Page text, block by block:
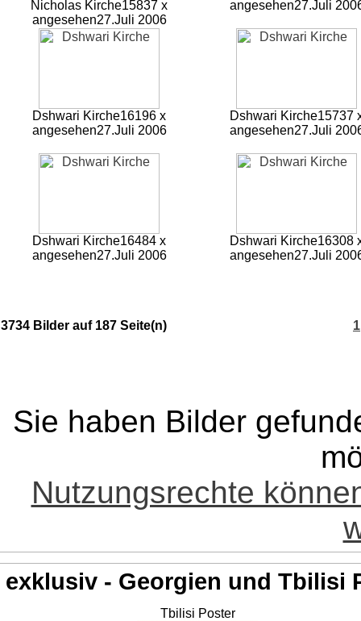
Nicholas Kirche15837 x
angesehen27.Juli 2006
angesehen27.Juli
Dshwari Kirche16196 x
angesehen27.Juli 2006
Dshwari Kirche15737
angesehen27.Juli
Dshwari Kirche16484 x
angesehen27.Juli 2006
Dshwari Kirche16308
angesehen27.Juli
3734 Bilder auf 187 Seite(n) 1
Sie haben Bilder
Nutzungsrechte
exklusiv - Georgien und Tbilisi
Tbilisi Poster